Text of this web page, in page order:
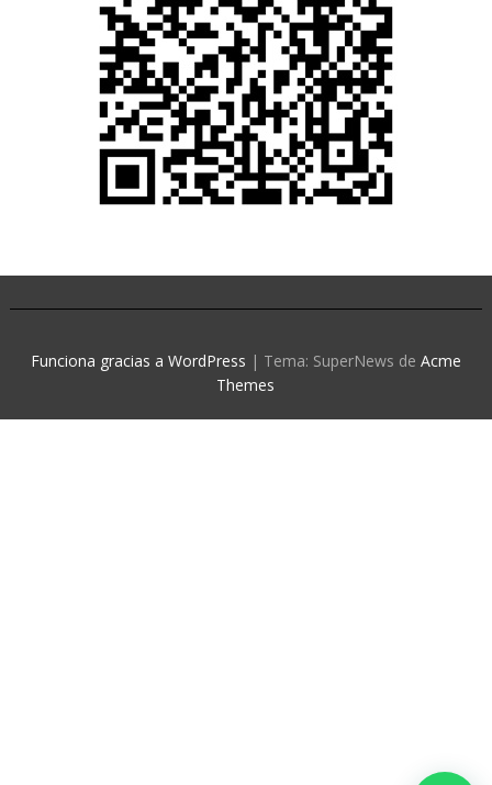
Funciona gracias a WordPress | Tema: SuperNews de Acme
Themes